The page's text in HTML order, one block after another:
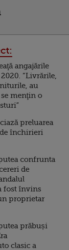
angajările
”Livrările,
au
menţin o
preluarea
închirieri
confrunta
de
fost învins
proprietar
prăbuși
clasic a